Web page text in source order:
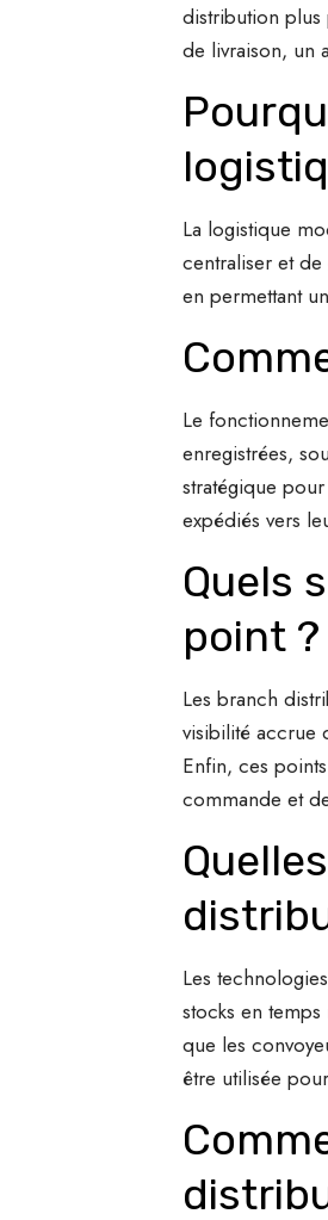
distribution plus
de livraison, un
La logistique
centraliser et
en permettant
Le
enregistrées,
stratégique
expédiés vers
Quels
point ?
Les branch
visibilité accrue
Enfin, ces
commande et
Les
stocks en
que les
être utilisée